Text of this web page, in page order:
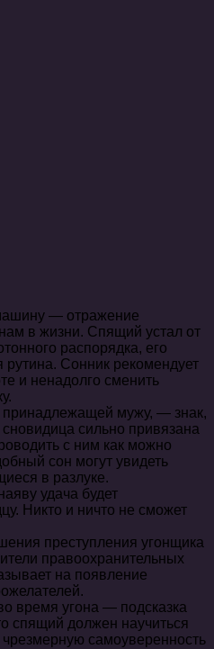
— отражение
в жизни. Спящий устал от
распорядка, его
рутина. Сонник рекомендует
и ненадолго сменить
мужу, — знак,
сильно привязана
с ним как можно
сон могут увидеть
в разлуке.
удача будет
Никто и ничто не сможет
преступления угонщика
правоохранительных
на появление
время угона — подсказка
спящий должен научиться
самоуверенность